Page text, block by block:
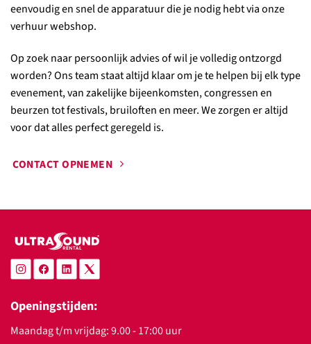
eenvoudig en snel de apparatuur die je nodig hebt via onze
verhuur webshop.
Op zoek naar persoonlijk advies of wil je volledig ontzorgd
worden? Ons team staat altijd klaar om je te helpen bij elk type
evenement, van zakelijke bijeenkomsten, congressen en
beurzen tot festivals, bruiloften en meer. We zorgen er altijd
voor dat alles perfect geregeld is.
CONTACT OPNEMEN
Openingstijden:
Maandag t/m vrijdag: 9.00 - 17:00 uur